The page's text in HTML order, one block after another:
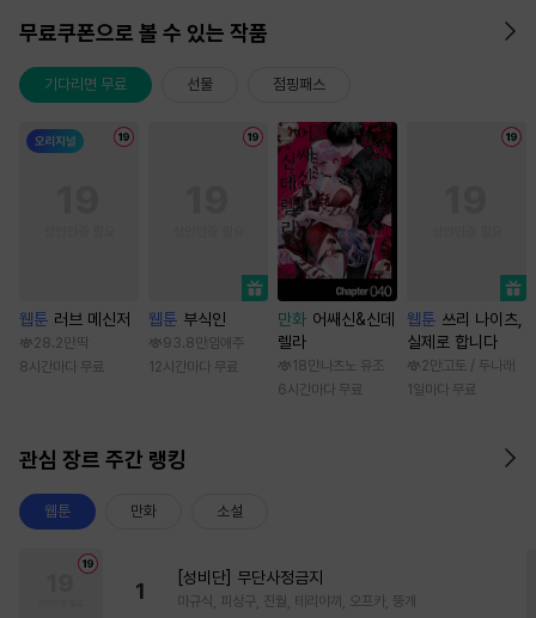
무료쿠폰으로 볼 수 있는 작품
기다리면 무료 선물 점핑패스
웹툰 러브 메신저
28.2만 딱
8시간마다 무료
웹툰 부식인
93.8만 임애주
12시간마다 무료
만화 어쌔신&신데
렐라
18만 나츠노 유조
6시간마다 무료
웹툰 쓰리 나이츠,
실제로 합니다
2만 고토 / 두나래
1일마다 무료
관심 장르 주간 랭킹
웹툰 만화 소설
1
[성비단] 무단사정금지
마규식, 피상구, 진월, 테리야끼, 오프카, 뚱개